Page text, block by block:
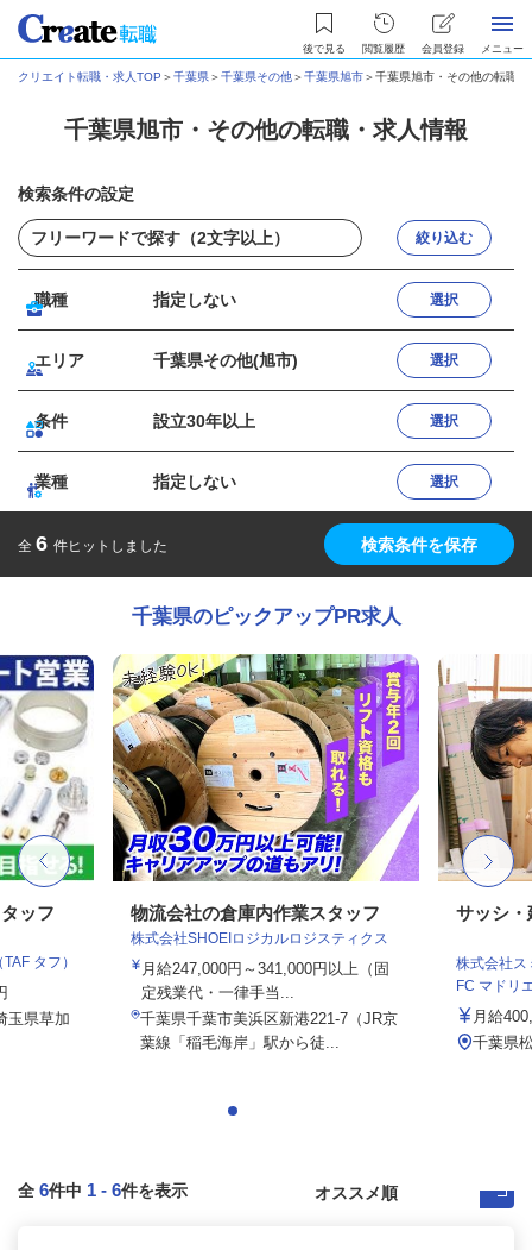
後で見る 閲覧履歴 会員登録 メニュー
クリエイト転職・求人TOP ＞千葉県＞千葉県その他＞千葉県旭市＞千葉県旭市・その他の転職
千葉県旭市・その他の転職・求人情報
検索条件の設定
絞り込む
職種 指定しない 選択
エリア 千葉県その他(旭市) 選択
条件 設立30年以上 選択
業種 指定しない 選択
全 6 件ヒットしました 検索条件を保存
千葉県のピックアップPR求人
ッフ
タフ）
玉県草加
物流会社の倉庫内作業スタッフ
株式会社SHOEIロジカルロジスティクス
月給247,000円～341,000円以上（固
定残業代・一律手当...
千葉県千葉市美浜区新港221-7（JR京
葉線「稲毛海岸」駅から徒...
サッシ・
株式会社ス
FC マドリ
月給
千葉県
全 6件中 1 - 6件を表示